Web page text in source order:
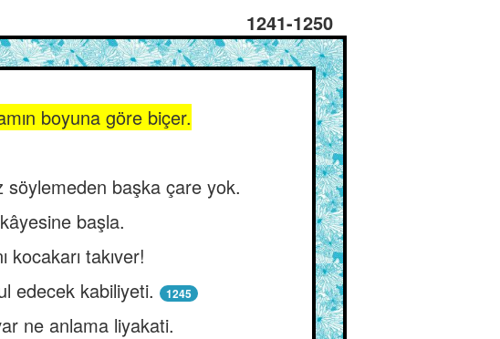
1241-1250
boyuna göre biçer.
söylemeden başka çare yok.
başla.
kocakarı takıver!
edecek kabiliyeti.
1245
ne anlama liyakati.